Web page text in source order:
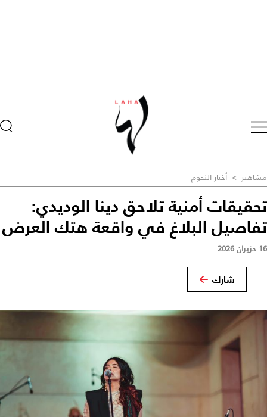
مشاهير > أخبار النجوم
تحقيقات أمنية تلاحق دينا الوديدي:
تفاصيل البلاغ في واقعة هتك العرض
16 حزيران 2026
شارك